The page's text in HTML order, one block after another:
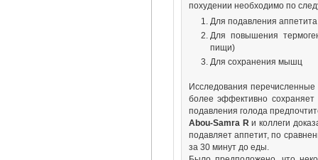
похудении необходимо по
Для подавления аппетита
Для повышения
пищи)
Для сохранения мышц
Исследования
более эффективно
подавления голода
Abou-Samra Rи коллеги
подавляет аппетит, по
за 30 минут до еды.